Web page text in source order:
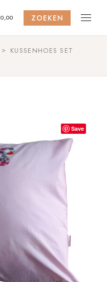
0,00 ZOEKEN
KUSSENHOES SET
Save